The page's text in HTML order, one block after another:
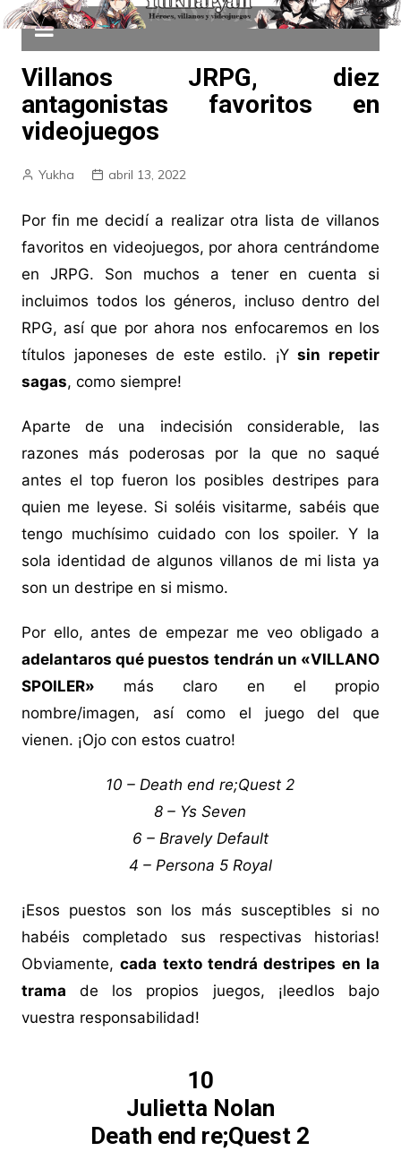
Villanos JRPG, diez
antagonistas favoritos en
videojuegos
Yukha abril 13, 2022
Por fin me decidí a realizar otra lista de villanos
favoritos en videojuegos, por ahora centrándome
en JRPG. Son muchos a tener en cuenta si
incluimos todos los géneros, incluso dentro del
RPG, así que por ahora nos enfocaremos en los
títulos japoneses de este estilo. ¡Ysin repetir
sagas, como siempre!
Aparte de una indecisión considerable, las
razones más poderosas por la que no saqué
antes el top fueron los posibles destripes para
quien me leyese. Si soléis visitarme, sabéis que
tengo muchísimo cuidado con los spoiler. Y la
sola identidad de algunos villanos de mi lista ya
son un destripe en si mismo.
Por ello, antes de empezar me veo obligado a
adelantaros qué puestos tendrán un «VILLANO
SPOILER» más claro en el propio
nombre/imagen, así como el juego del que
vienen. ¡Ojo con estos cuatro!
10 – Death end re;Quest 2
8 – Ys Seven
6 – Bravely Default
4 – Persona 5 Royal
¡Esos puestos son los más susceptibles si no
habéis completado sus respectivas historias!
Obviamente,cada texto tendrá destripes en la
trama de los propios juegos, ¡leedlos bajo
vuestra responsabilidad!
10
Julietta Nolan
Death end re;Quest 2